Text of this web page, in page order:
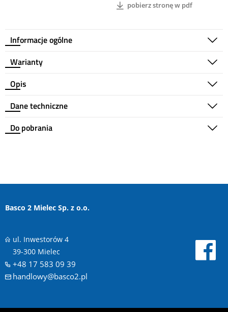
Informacje ogólne
pobierz stronę w pdf
Warianty
Opis
Dane techniczne
Do pobrania
Basco 2 Mielec Sp. z o.o.
ul. Inwestorów 4
39-300 Mielec
+48 17 583 09 39
handlowy@basco2.pl